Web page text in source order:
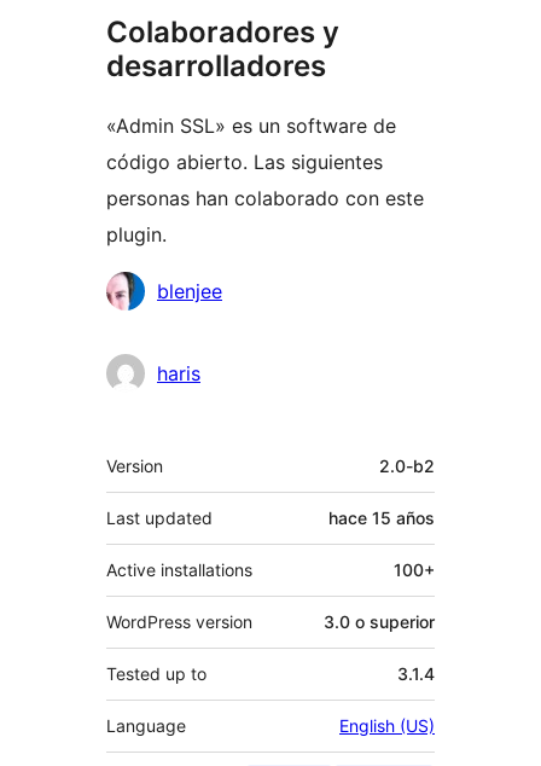
Colaboradores y
desarrolladores
«Admin SSL» es un software de
código abierto. Las siguientes
personas han colaborado con este
plugin.
Colaboradores
blenjee
haris
Meta
Version 2.0-b2
Last updated hace 15 años
Active installations 100+
WordPress version 3.0 o superior
Tested up to 3.1.4
Language English (US)